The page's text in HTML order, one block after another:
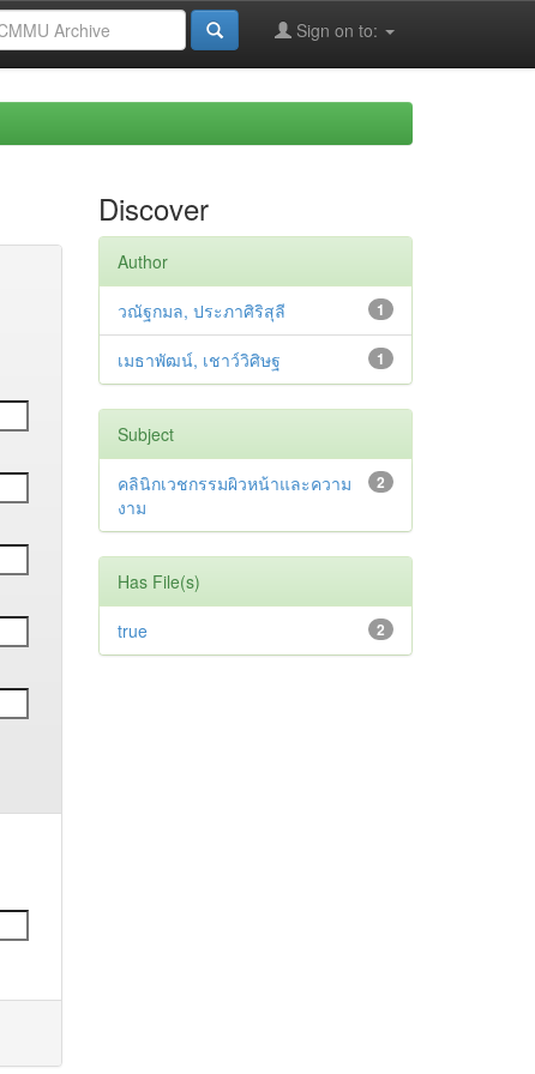
Sign on to:
Discover
Author
1
วณัฐกมล, ประภาศิริสุลี
1
เมธาพัฒน์, เชาว์วิศิษฐ
Subject
2
คลินิกเวชกรรมผิวหน้าและความ
งาม
Has File(s)
2
true